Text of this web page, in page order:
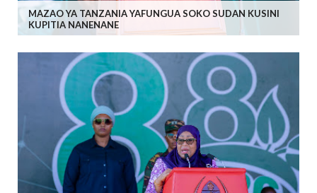
MAZAO YA TANZANIA YAFUNGUA SOKO SUDAN KUSINI
KUPITIA NANENANE